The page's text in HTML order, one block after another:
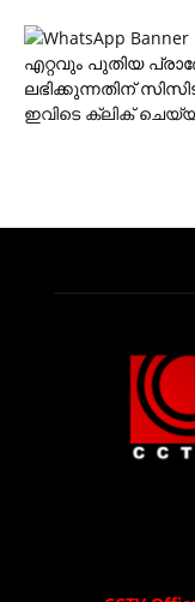
എറ്റവും പുതിയ
ലഭിക്കുന്നതിന്
ഇവിടെ ക്ലിക്